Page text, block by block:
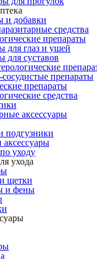
и добавки
средства
препараты
для глаз и ушей
для суставов
препараты
препараты
средства
аксессуары
подгузники
аксессуары
уходу
ухода
щетки
и фены